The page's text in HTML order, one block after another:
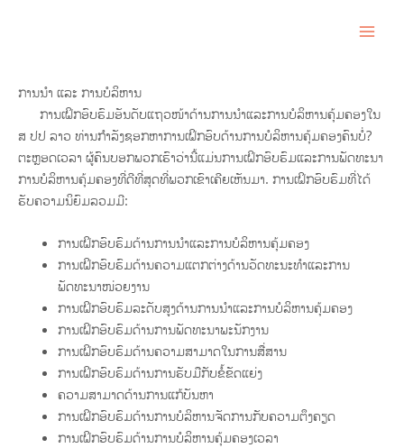
ການນຳ ແລະ ການບໍລິຫານ
ການເຝິກອົບຮົມອັນດັບແຖວໜ້າດ້ານການນຳແລະການບໍລິຫານຄຸ້ມຄອງໃນ
ສ ປປ ລາວ ທ່ານກຳລັງຊອກຫາການເຝິກອົບດ້ານການບໍລິຫານຄຸ້ມຄອງຄົນບໍ່?
ຕະຫຼອດເວລາ ຜູ້ຄົນບອກພວກເຮົາວ່ານີ້ແມ່ນການເຝິກອົບຮົມແລະການພັດທະນາ
ການບໍລິຫານຄຸ້ມຄອງທີ່ດີທີ່ສຸດທີ່ພວກເຂົາເຄີຍເຫັນມາ. ການເຝິກອົບຮົມທີ່ໄດ້
ຮັບຄວາມນິຍົມລວມມີ:
ການເຝິກອົບຮົມດ້ານການນຳແລະການບໍລິຫານຄຸ້ມຄອງ
ການເຝິກອົບຮົມດ້ານຄວາມແຕກຕ່າງດ້ານວັດທະນະທຳແລະການ
ພັດທະນາໜ່ວຍງານ
ການເຝິກອົບຮົມລະດັບສູງດ້ານການນຳແລະການບໍລິຫານຄຸ້ມຄອງ
ການເຝິກອົບຮົມດ້ານການພັດທະນາພະນັກງານ
ການເຝິກອົບຮົມດ້ານຄວາມສາມາດໃນການສື່ສານ
ການເຝິກອົບຮົມດ້ານການຮັບມືກັບຂໍ້ຂັດແຍ່ງ
ຄວາມສາມາດດ້ານການແກ້ບັນຫາ
ການເຝິກອົບຮົມດ້ານການບໍລິຫານຈັດການກັບຄວາມຕຶງຄຽດ
ການເຝິກອົບຮົມດ້ານການບໍລິຫານຄຸ້ມຄອງເວລາ